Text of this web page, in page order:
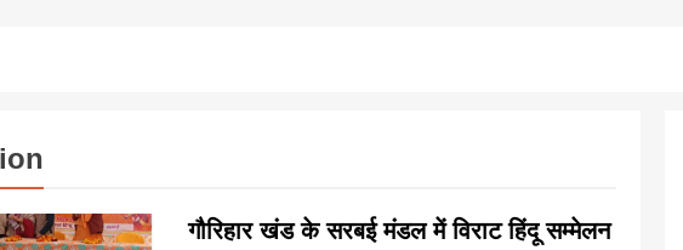
गौरिहार खंड के सरबई मंडल में विराट हिंदू सम्मेलन